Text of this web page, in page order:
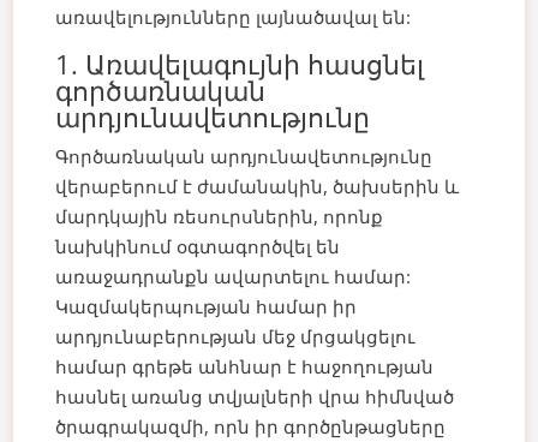
առավելությունները լայնածավալ են:
1. Առավելագույնի հասցնել
գործառնական
արդյունավետությունը
Գործառնական արդյունավետությունը
վերաբերում է ժամանակին, ծախսերին և
մարդկային ռեսուրսներին, որոնք
նախկինում օգտագործվել են
առաջադրանքն ավարտելու համար:
Կազմակերպության համար իր
արդյունաբերության մեջ մրցակցելու
համար գրեթե անհնար է հաջողության
հասնել առանց տվյալների վրա հիմնված
ծրագրակազմի, որն իր գործընթացները